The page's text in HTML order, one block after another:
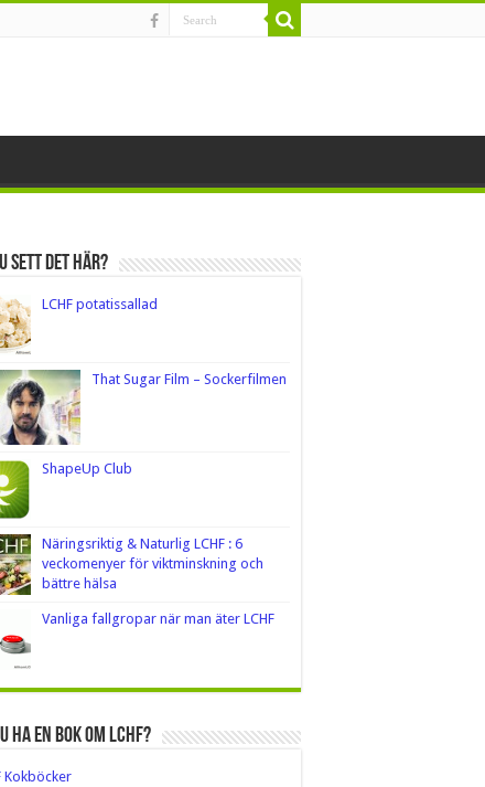
sett det här?
LCHF potatissallad
That Sugar Film – Sockerfilmen
ShapeUp Club
Näringsriktig & Naturlig LCHF : 6
veckomenyer för viktminskning och
bättre hälsa
Vanliga fallgropar när man äter LCHF
ha en bok om LCHF?
Kokböcker